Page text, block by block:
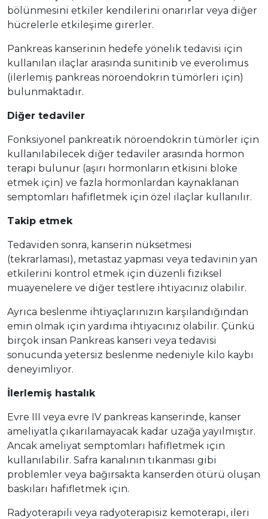
bölünmesini etkiler kendilerini onarırlar veya diğer
hücrelerle etkileşime girerler.
Pankreas kanserinin hedefe yönelik tedavisi için
kullanılan ilaçlar arasında sunitinib ve everolimus
(ilerlemiş pankreas nöroendokrin tümörleri için)
bulunmaktadır.
Diğer tedaviler
Fonksiyonel pankreatik nöroendokrin tümörler için
kullanılabilecek diğer tedaviler arasında hormon
terapi bulunur (aşırı hormonların etkisini bloke
etmek için) ve fazla hormonlardan kaynaklanan
semptomları hafifletmek için özel ilaçlar kullanılır.
Takip etmek
Tedaviden sonra, kanserin nüksetmesi
(tekrarlaması), metastaz yapması veya tedavinin yan
etkilerini kontrol etmek için düzenli fiziksel
muayenelere ve diğer testlere ihtiyacınız olabilir.
Ayrıca beslenme ihtiyaçlarınızın karşılandığından
emin olmak için yardıma ihtiyacınız olabilir. Çünkü
birçok insan Pankreas kanseri veya tedavisi
sonucunda yetersiz beslenme nedeniyle kilo kaybı
deneyimliyor.
İlerlemiş hastalık
Evre III veya evre IV pankreas kanserinde, kanser
ameliyatla çıkarılamayacak kadar uzağa yayılmıştır.
Ancak ameliyat semptomları hafifletmek için
kullanılabilir. Safra kanalının tıkanması gibi
problemler veya bağırsakta kanserden ötürü oluşan
baskıları hafifletmek için.
Radyoterapili veya radyoterapisiz kemoterapi, ileri